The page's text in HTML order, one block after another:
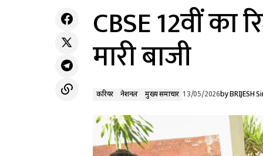
CBSE 12वीं का
मारी बाजी
करियर नेशनल मुख्य समाचार 13/05/2026byBRIJESH